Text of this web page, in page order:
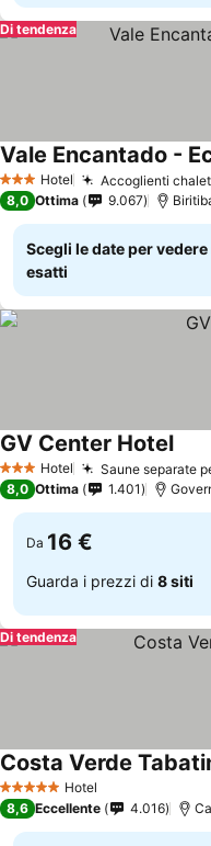
Di tendenza
3 StelleHotel Accoglienti
Vale Encantado -
8,0 Ottima 9.067
Scegli le date per
esatti
3 StelleHotel Saune separate
GV Center Hotel
8,0 Ottima 1.401
Da 16 €
Guarda i prezzi di 8 siti
Di tendenza
5 Stelle Hotel
Costa Verde
8,6 Eccellente 4.016